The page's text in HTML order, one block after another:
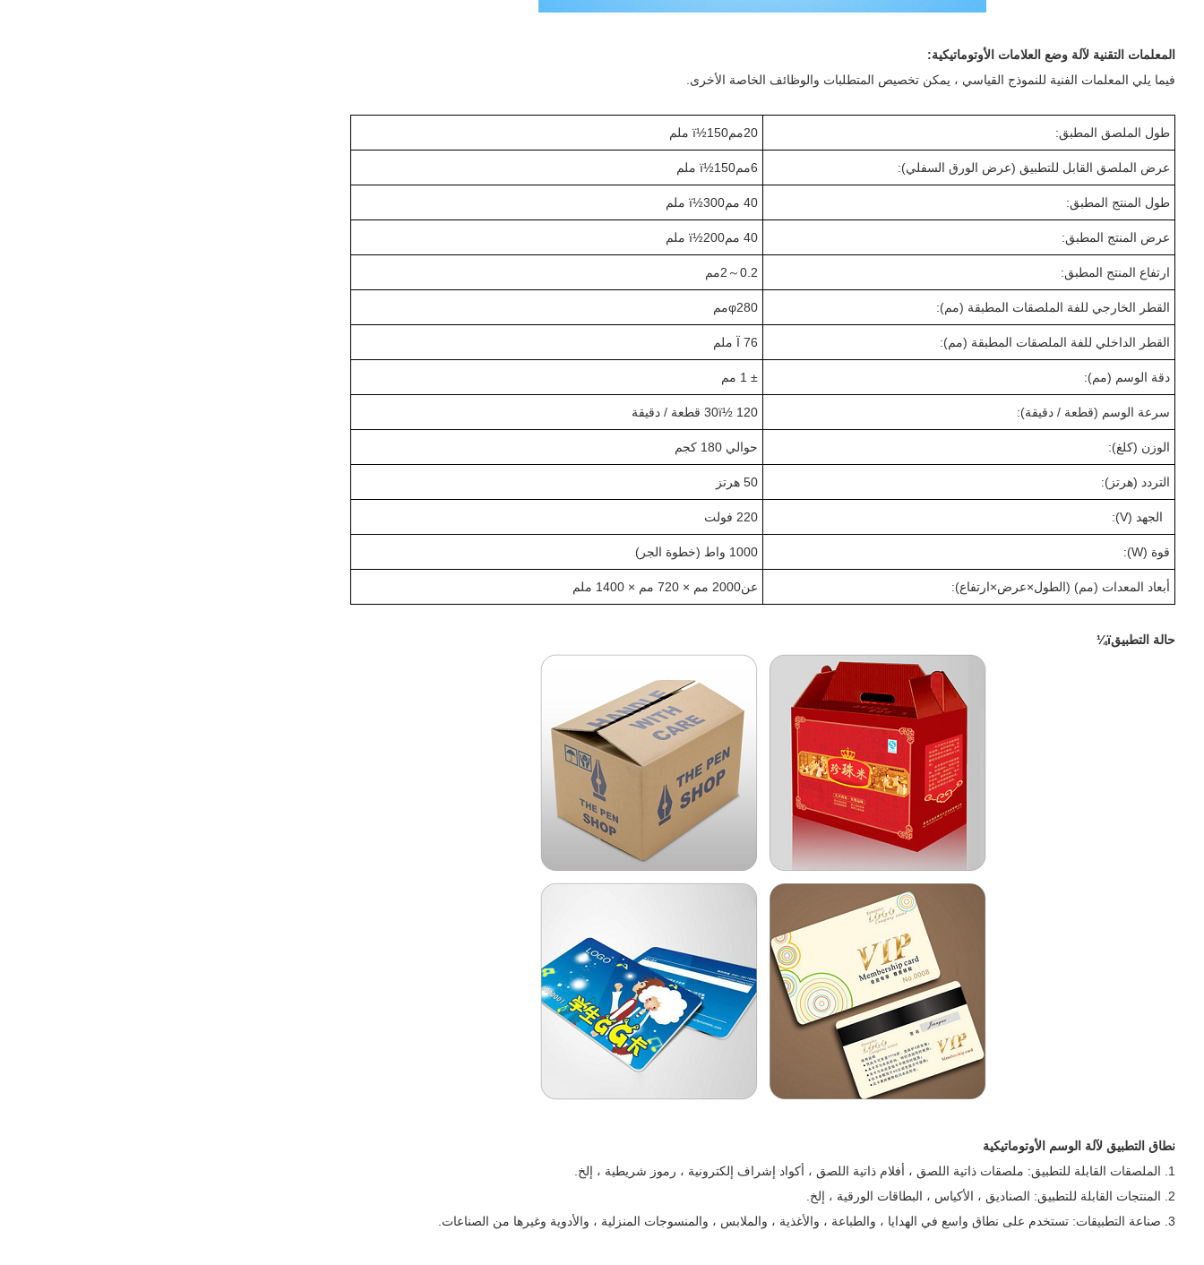
المعلمات التقنية لآلة وضع العلامات الأوتوماتيكية:
فيما يلي المعلمات الفنية للنموذج القياسي ، يمكن تخصيص المتطلبات والوظائف الخاصة الأخرى.
طول الملصق المطبق: 20ممï½ 150 ملم
عرض الملصق القابل للتطبيق (عرض الورق السفلي): 6ممï½ 150 ملم
طول المنتج المطبق: 40 ممï½ 300 ملم
عرض المنتج المطبق: 40 ممï½ 200 ملم
ارتفاع المنتج المطبق: 0 .2
～
2مم
القطر الخارجي للفة الملصقات المطبقة (مم): φ280 مم
القطر الداخلي للفة الملصقات المطبقة (مم): Ï 76 ملم
دقة الوسم (مم): ± 1 مم
سرعة الوسم (قطعة / دقيقة): 30ï½ 1 20 قطعة / دقيقة
الوزن (كلغ): حوالي 1 80 كجم
التردد (هرتز): 50 هرتز
الجهد (V): 220 فولت
قوة (W): 1000 واط ( خطوة الجر )
أبعاد المعدات (مم) (الطول×عرض×ارتفاع): عن 2000 مم × 720 مم × 1 400 ملم
حالة التطبيقï¼
نطاق التطبيق لآلة الوسم الأوتوماتيكية
1. الملصقات القابلة للتطبيق: ملصقات ذاتية اللصق ، أفلام ذاتية اللصق ، أكواد إشراف إلكترونية ، رموز شريطية ، إلخ.
2. المنتجات القابلة للتطبيق: الصناديق ، الأكياس ، البطاقات الورقية ، إلخ.
3. صناعة التطبيقات: تستخدم على نطاق واسع في الهدايا ، والطباعة ، والأغذية ، والملابس ، والمنسوجات المنزلية ، والأدوية وغيرها من الصناعات.